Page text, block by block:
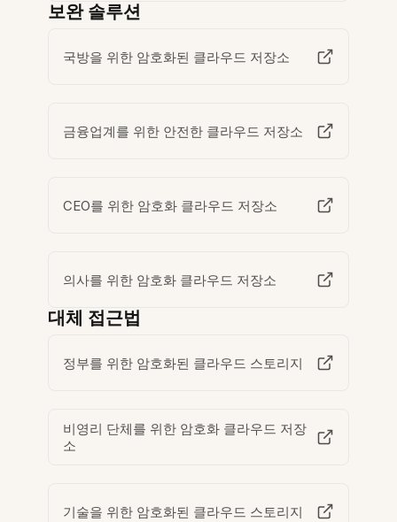
보완 솔루션
국방을 위한 암호화된 클라우드 저장소
금융업계를 위한 안전한 클라우드 저장소
CEO를 위한 암호화 클라우드 저장소
의사를 위한 암호화 클라우드 저장소
대체 접근법
정부를 위한 암호화된 클라우드 스토리지
비영리 단체를 위한 암호화 클라우드 저장
소
기술을 위한 암호화된 클라우드 스토리지